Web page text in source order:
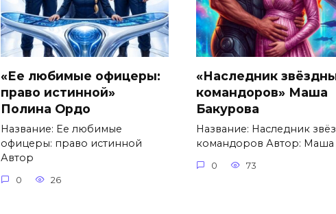
«Ее любимые офицеры:
право истинной»
Полина Ордо
Название: Ее любимые
офицеры: право истинной
Автор
0 26
«Наследник
командоров» Маша
Бакурова
Название: Наследник
командоров Автор: Маша
0 73